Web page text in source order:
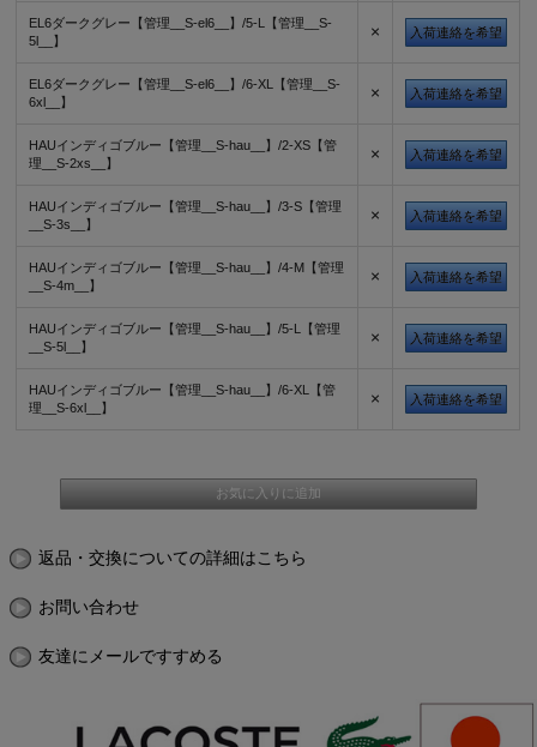
EL6ダークグレー【管理__S-el6__】/5-L【管理__S-
5l__】
× 入荷連絡を希望
EL6ダークグレー【管理__S-el6__】/6-XL【管理__S-
6xl__】
× 入荷連絡を希望
HAUインディゴブルー【管理__S-hau__】/2-XS【管
理__S-2xs__】
× 入荷連絡を希望
HAUインディゴブルー【管理__S-hau__】/3-S【管理
__S-3s__】
× 入荷連絡を希望
HAUインディゴブルー【管理__S-hau__】/4-M【管理
__S-4m__】
× 入荷連絡を希望
HAUインディゴブルー【管理__S-hau__】/5-L【管理
__S-5l__】
× 入荷連絡を希望
HAUインディゴブルー【管理__S-hau__】/6-XL【管
理__S-6xl__】
× 入荷連絡を希望
返品・交換についての詳細はこちら
お問い合わせ
友達にメールですすめる